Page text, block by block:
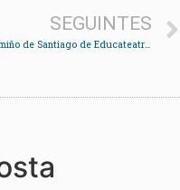
SEGUINTES
O Camiño de Santiago de Educateatro abre a programación cultural de setembro en Soutomaior